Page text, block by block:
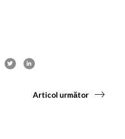
Articol următor